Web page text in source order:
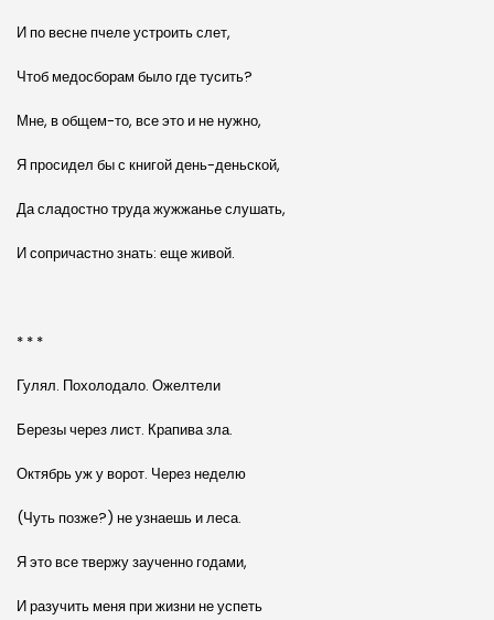
И по весне пчеле устроить слет,
Чтоб медосборам было где тусить?
Мне, в общем-то, все это и не нужно,
Я просидел бы с книгой день-деньской,
Да сладостно труда жужжанье слушать,
И сопричастно знать: еще живой.
* * *
Гулял. Похолодало. Ожелтели
Березы через лист. Крапива зла.
Октябрь уж у ворот. Через неделю
(Чуть позже?) не узнаешь и леса.
Я это все твержу заученно годами,
И разучить меня при жизни не успеть